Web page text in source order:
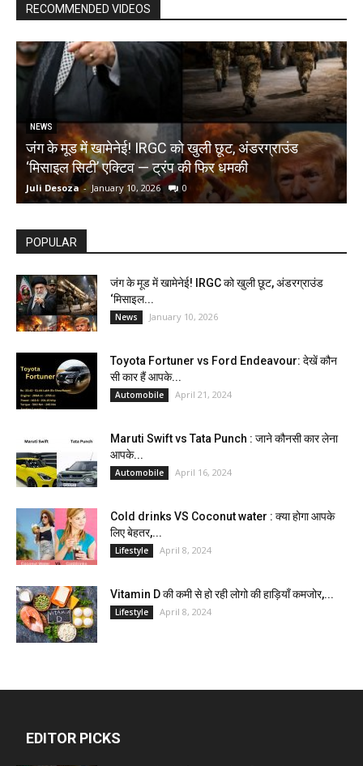
RECOMMENDED VIDEOS
NEWS
जंग के मूड में खामेनेई! IRGC को खुली छूट, अंडरग्राउंड
‘मिसाइल सिटी’ एक्टिव — ट्रंप की फिर धमकी
Juli Desoza - January 10, 2026 0
POPULAR
जंग के मूड में खामेनेई! IRGC को खुली छूट, अंडरग्राउंड
‘मिसाइल...
News January 10, 2026
Toyota Fortuner vs Ford Endeavour: देखें कौन
सी कार हैं आपके...
Automobile April 21, 2024
Maruti Swift vs Tata Punch : जाने कौनसी कार लेना
आपके...
Automobile April 16, 2024
Cold drinks VS Coconut water : क्या होगा आपके
लिए बेहतर,...
Lifestyle April 8, 2024
Vitamin D की कमी से हो रही लोगो की हाड़ियाँ कमजोर,...
Lifestyle April 8, 2024
EDITOR PICKS